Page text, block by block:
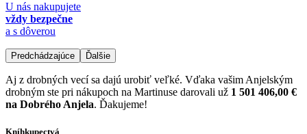
U nás nakupujete
vždy bezpečne
a s dôverou
Predchádzajúce Ďalšie
Aj z drobných vecí sa dajú urobiť veľké. Vďaka vašim Anjelským
drobným ste pri nákupoch na Martinuse darovali už 1 501 406,00 €
na Dobrého Anjela. Ďakujeme!
Kníhkupectvá